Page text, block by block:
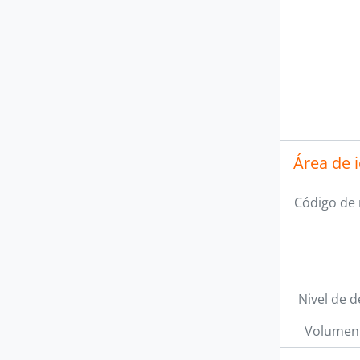
Área de
Código
Nivel de